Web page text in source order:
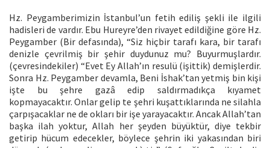
Hz. Peygamberimizin İstanbul’un fetih ediliş şekli ile ilgili
hadisleri de vardır. Ebu Hureyre’den rivayet edildiğine göre Hz.
Peygamber (Bir defasında), “Siz hiçbir tarafı kara, bir tarafı
denizle çevrilmiş bir şehir duydunuz mu? Buyurmuşlardır.
(çevresindekiler) “Evet Ey Allah’ın resulü (işittik) demişlerdir.
Sonra Hz. Peygamber devamla, Beni İshak’tan yetmiş bin kişi
işte bu şehre gazâ edip saldırmadıkça kıyamet
kopmayacaktır. Onlar gelip te şehri kuşattıklarında ne silahla
çarpışacaklar ne de okları bir işe yarayacaktır. Ancak Allah’tan
başka ilah yoktur, Allah her şeyden büyüktür, diye tekbir
getirip hücum edecekler, böylece şehrin iki yakasından biri